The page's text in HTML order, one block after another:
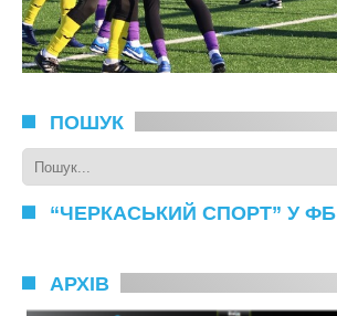
ПОШУК
“ЧЕРКАСЬКИЙ СПОРТ” У ФБ
АРХІВ